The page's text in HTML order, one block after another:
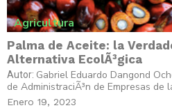
Agricultura
Palma de Aceite: la
Alternativa EcolÃ³gica
Autor: Gabriel Eduardo Dangond
de AdministraciÃ³n de Empresas de
Enero 19, 2023